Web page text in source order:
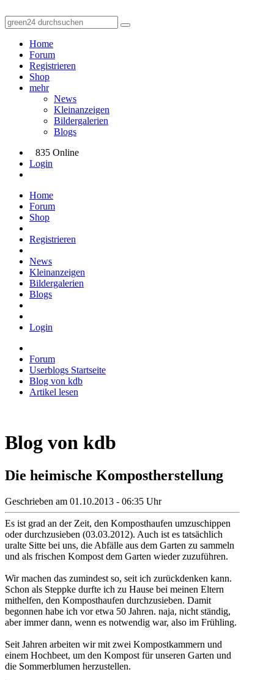
Home
Forum
Registrieren
Shop
mehr
News
Kleinanzeigen
Bildergalerien
Blogs
835 Online
Login
Home
Forum
Shop
Registrieren
News
Kleinanzeigen
Bildergalerien
Blogs
Login
Forum
Userblogs Startseite
Blog von kdb
Artikel lesen
Blog von kdb
Die heimische Kompostherstellung
Geschrieben am 01.10.2013 - 06:35 Uhr
Es ist grad an der Zeit, den Komposthaufen umzuschippen
oder durchzusieben (03.03.2012). Auch ist es tatsächlich
uralte Sitte bei uns, die Abfälle aus dem Garten zu sammeln
und als frischen Kompost dem Garten wieder zuzuführen.
Wir machen das zumindest so, seit ich zurückdenken kann.
Schon als Steppke durfte ich zu Hause bei meinen Eltern
mithelfen, den Komposthaufen durchzusieben. Damit
begonnen habe ich vor etwa 50 Jahren. naja, nicht ständig,
aber immer dann, wenn es notwendig war, also im Frühling.
Seit Jahren arbeiten wir mit zwei Kompostkammern und
einem Hochbeet, um den Kompost für unseren Garten und
die Sommerblumen herzustellen.